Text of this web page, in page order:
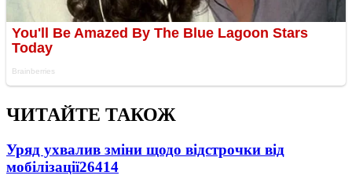
ЧИТАЙТЕ ТАКОЖ
Уряд ухвалив зміни щодо відстрочки від
мобілізації26414